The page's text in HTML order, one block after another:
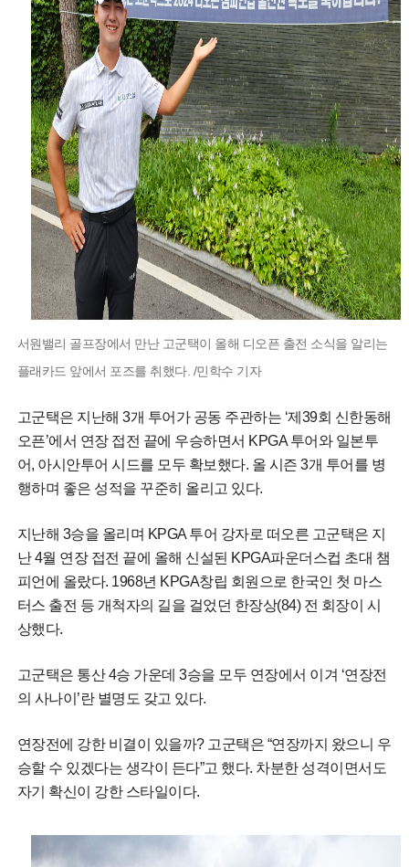
서원밸리 골프장에서 만난 고군택이 올해 디오픈 출전 소식을 알리는
플래카드 앞에서 포즈를 취했다. /민학수 기자
고군택은 지난해 3개 투어가 공동 주관하는 ‘제39회 신한동해
오픈’에서 연장 접전 끝에 우승하면서 KPGA 투어와 일본투
어, 아시안투어 시드를 모두 확보했다. 올 시즌 3개 투어를 병
행하며 좋은 성적을 꾸준히 올리고 있다.
지난해 3승을 올리며 KPGA 투어 강자로 떠오른 고군택은 지
난 4월 연장 접전 끝에 올해 신설된 KPGA파운더스컵 초대 챔
피언에 올랐다. 1968년 KPGA창립 회원으로 한국인 첫 마스
터스 출전 등 개척자의 길을 걸었던 한장상(84) 전 회장이 시
상했다.
고군택은 통산 4승 가운데 3승을 모두 연장에서 이겨 ‘연장전
의 사나이’란 별명도 갖고 있다.
연장전에 강한 비결이 있을까? 고군택은 “연장까지 왔으니 우
승할 수 있겠다는 생각이 든다”고 했다. 차분한 성격이면서도
자기 확신이 강한 스타일이다.